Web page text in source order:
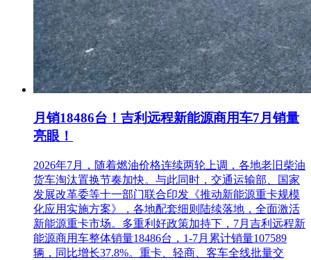
月销18486台！吉利远程新能源商用车7月销量
亮眼！
2026年7月，随着燃油价格连续两轮上调，各地老旧柴油
货车淘汰置换节奏加快。与此同时，交通运输部、国家
发展改革委等十一部门联合印发《推动新能源重卡规模
化应用实施方案》，各地配套细则陆续落地，全面激活
新能源重卡市场。多重利好政策加持下，7月吉利远程新
能源商用车整体销量18486台，1-7月累计销量107589
辆，同比增长37.8%。重卡、轻商、客车全线批量交